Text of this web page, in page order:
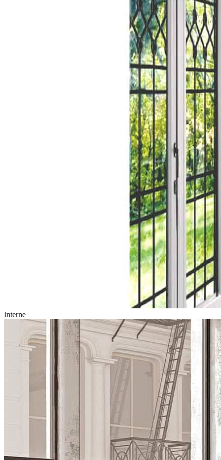
Interne